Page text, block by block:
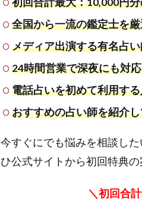
全国から一流の鑑定士を
メディア出演する有名占
24時間営業で深夜にも対応
電話占いを初めて利用す
おすすめの占い師を紹介
今すぐにでも悩みを相談し
ひ公式サイトから初回特典の
＼初回合